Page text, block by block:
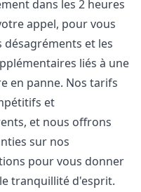
dans les 2 heures
appel, pour vous
désagréments et les
liés à une
en panne. Nos tarifs
et
et nous offrons
sur nos
pour vous donner
tranquillité d'esprit.